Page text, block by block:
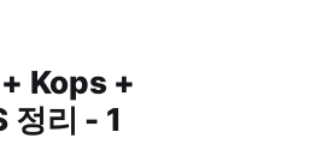
dns · GitHub 위 링크에
에 대한 설명이
Kops +
정리 - 1